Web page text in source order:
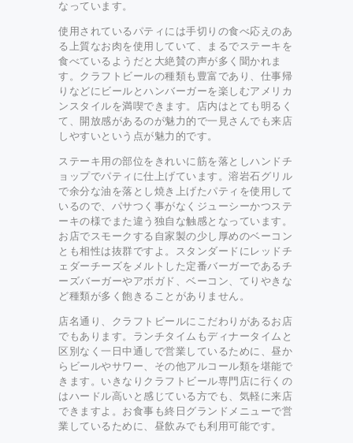
なっています。
使用されているパティには手切りの食べ応えのあ
る上質なお肉を使用していて、まるでステーキを
食べているようだと大絶賛の声が多く聞かれま
す。クラフトビールの種類も豊富であり、仕事帰
りなどにビールとハンバーガーを楽しむアメリカ
ンスタイルを満喫できます。店内はとても明るく
て、開放感があるのが魅力的で一見さんでも来店
しやすいという点が魅力的です。
ステーキ用の部位をきれいに筋を落としハンドチ
ョップでパティに仕上げています。溶岩石グリル
で余分な油を落とし焼き上げたパティを使用して
いるので、パサつく事がなくジューシーかつステ
ーキの様でまた違う独自な触感となっています。
お店でスモークする自家製の少し厚めのベーコン
とも相性は抜群ですよ。スタンダードにレッドチ
ェダーチーズをメルトした定番バーガーであるチ
ーズバーガーやアボガド、ベーコン、てりやきな
ど種類が多く飽きることがありません。
店名通り、クラフトビールにこだわりがあるお店
でもあります。ランチタイムもディナータイムと
区別なく一日中通しで営業しているために、昼か
らビールやサワー、その他アルコール類を堪能で
きます。いきなりクラフトビール専門店に行くの
はハードル高いと感じている方でも、気軽に来店
できますよ。お食事も終日グランドメニューで営
業しているために、昼飲みでも利用可能です。